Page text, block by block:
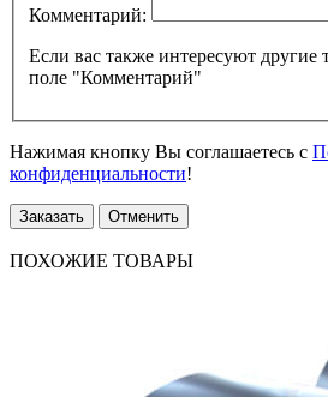
Комментарий:
Если вас также интересуют другие
поле "Комментарий"
Нажимая кнопку Вы соглашаетесь с
конфиденциальности!
Заказать Отменить
ПОХОЖИЕ ТОВАРЫ